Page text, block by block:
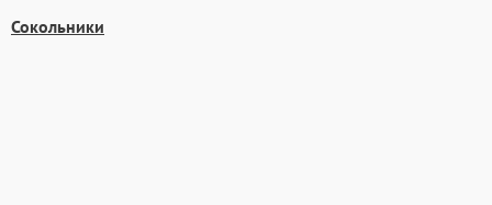
Сокольники